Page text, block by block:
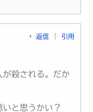
返信 引用
が殺される。だか
と思うかい？